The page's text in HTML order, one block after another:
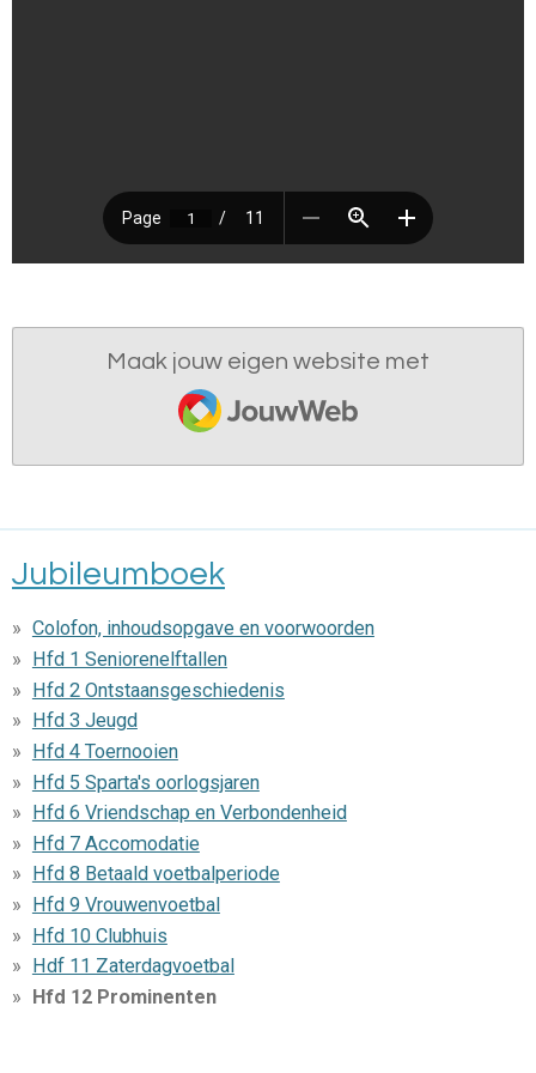
Maak jouw eigen website met
JouwWeb
Jubileumboek
Colofon, inhoudsopgave en voorwoorden
Hfd 1 Seniorenelftallen
Hfd 2 Ontstaansgeschiedenis
Hfd 3 Jeugd
Hfd 4 Toernooien
Hfd 5 Sparta's oorlogsjaren
Hfd 6 Vriendschap en Verbondenheid
Hfd 7 Accomodatie
Hfd 8 Betaald voetbalperiode
Hfd 9 Vrouwenvoetbal
Hfd 10 Clubhuis
Hdf 11 Zaterdagvoetbal
Hfd 12 Prominenten